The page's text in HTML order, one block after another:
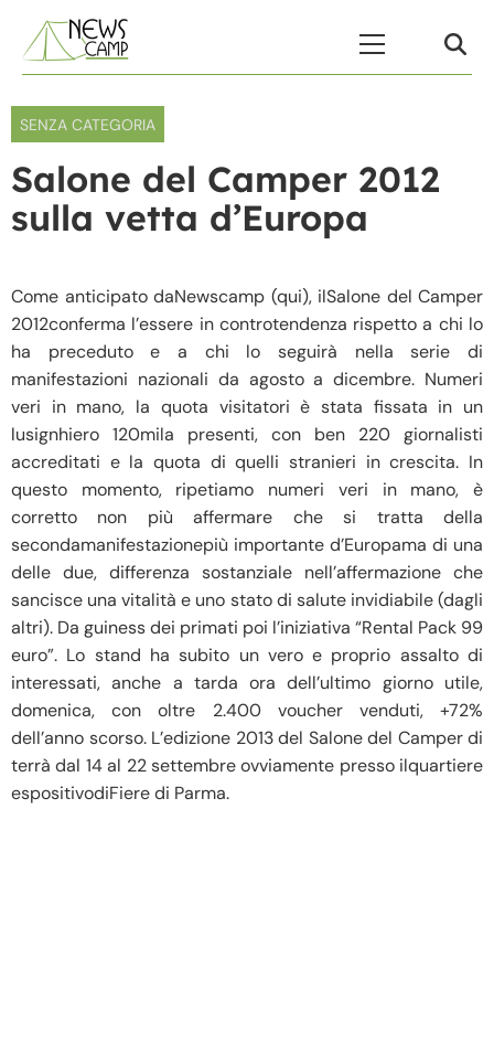
SENZA CATEGORIA
Salone del Camper 2012
sulla vetta d’Europa
Come anticipato daNewscamp (qui), ilSalone del Camper
2012conferma l’essere in controtendenza rispetto a chi lo
ha preceduto e a chi lo seguirà nella serie di
manifestazioni nazionali da agosto a dicembre. Numeri
veri in mano, la quota visitatori è stata fissata in un
lusignhiero 120mila presenti, con ben 220 giornalisti
accreditati e la quota di quelli stranieri in crescita. In
questo momento, ripetiamo numeri veri in mano, è
corretto non più affermare che si tratta della
secondamanifestazionepiù importante d’Europama di una
delle due, differenza sostanziale nell’affermazione che
sancisce una vitalità e uno stato di salute invidiabile (dagli
altri). Da guiness dei primati poi l’iniziativa “Rental Pack 99
euro”. Lo stand ha subito un vero e proprio assalto di
interessati, anche a tarda ora dell’ultimo giorno utile,
domenica, con oltre 2.400 voucher venduti, +72%
dell’anno scorso. L’edizione 2013 del Salone del Camper di
terrà dal 14 al 22 settembre ovviamente presso ilquartiere
espositivodiFiere di Parma.